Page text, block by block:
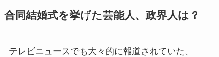
合同結婚式を挙げた芸能人、政界人は？
テレビニュースでも大々的に報道されていた、